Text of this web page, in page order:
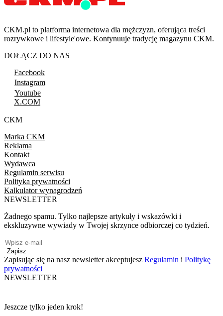
CKM.pl to platforma internetowa dla mężczyzn, oferująca treści
rozrywkowe i lifestyle'owe. Kontynuuje tradycję magazynu CKM.
DOŁĄCZ DO NAS
Facebook
Instagram
Youtube
X.COM
CKM
Marka CKM
Reklama
Kontakt
Wydawca
Regulamin serwisu
Polityka prywatności
Kalkulator wynagrodzeń
NEWSLETTER
Żadnego spamu. Tylko najlepsze artykuły i wskazówki i
ekskluzywne wywiady w Twojej skrzynce odbiorczej co tydzień.
Zapisz
Zapisując się na nasz newsletter akceptujesz Regulamin i Politykę
prywatności
NEWSLETTER
Jeszcze tylko jeden krok!